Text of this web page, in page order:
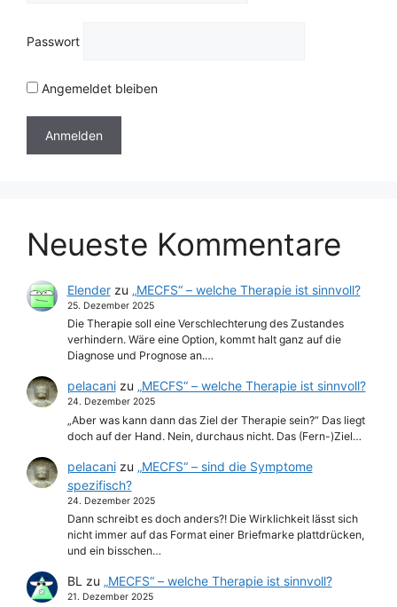
Passwort
Angemeldet bleiben
Neueste Kommentare
Elenderzu „MECFS“ – welche Therapie ist sinnvoll?
25. Dezember 2025
Die Therapie soll eine Verschlechterung des Zustandes
verhindern. Wäre eine Option, kommt halt ganz auf die
Diagnose und Prognose an.…
pelacanizu „MECFS“ – welche Therapie ist sinnvoll?
24. Dezember 2025
„Aber was kann dann das Ziel der Therapie sein?“ Das liegt
doch auf der Hand. Nein, durchaus nicht. Das (Fern-)Ziel…
pelacanizu „MECFS“ – sind die Symptome
spezifisch?
24. Dezember 2025
Dann schreibt es doch anders?! Die Wirklichkeit lässt sich
nicht immer auf das Format einer Briefmarke plattdrücken,
und ein bisschen…
BL zu „MECFS“ – welche Therapie ist sinnvoll?
21. Dezember 2025